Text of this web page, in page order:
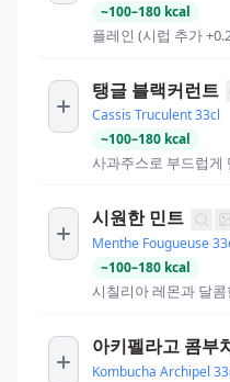
~100–180 kcal
플레인 (시럽 추가
탱글 블랙커런트
Cassis Truculent 33cl
~100–180 kcal
사과주스로 부드럽게
시원한 민트
Menthe Fougueuse
~100–180 kcal
시칠리아 레몬과 달
아키펠라고 콤부
Kombucha Archipel